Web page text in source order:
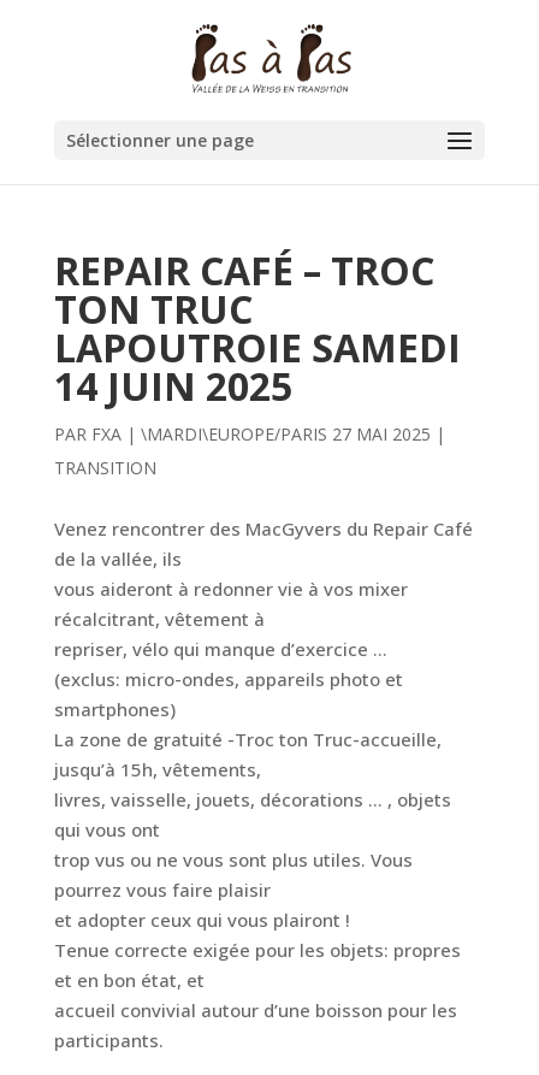
Sélectionner une page
REPAIR CAFÉ – TROC
TON TRUC
LAPOUTROIE SAMEDI
14 JUIN 2025
PAR FXA| \MARDI\EUROPE/PARIS 27 MAI 2025 |
TRANSITION
Venez rencontrer des MacGyvers du Repair Café
de la vallée, ils
vous aideront à redonner vie à vos mixer
récalcitrant, vêtement à
repriser, vélo qui manque d’exercice …
(exclus: micro-ondes, appareils photo et
smartphones)
La zone de gratuité -Troc ton Truc-accueille,
jusqu’à 15h, vêtements,
livres, vaisselle, jouets, décorations … , objets
qui vous ont
trop vus ou ne vous sont plus utiles. Vous
pourrez vous faire plaisir
et adopter ceux qui vous plairont !
Tenue correcte exigée pour les objets: propres
et en bon état, et
accueil convivial autour d’une boisson pour les
participants.